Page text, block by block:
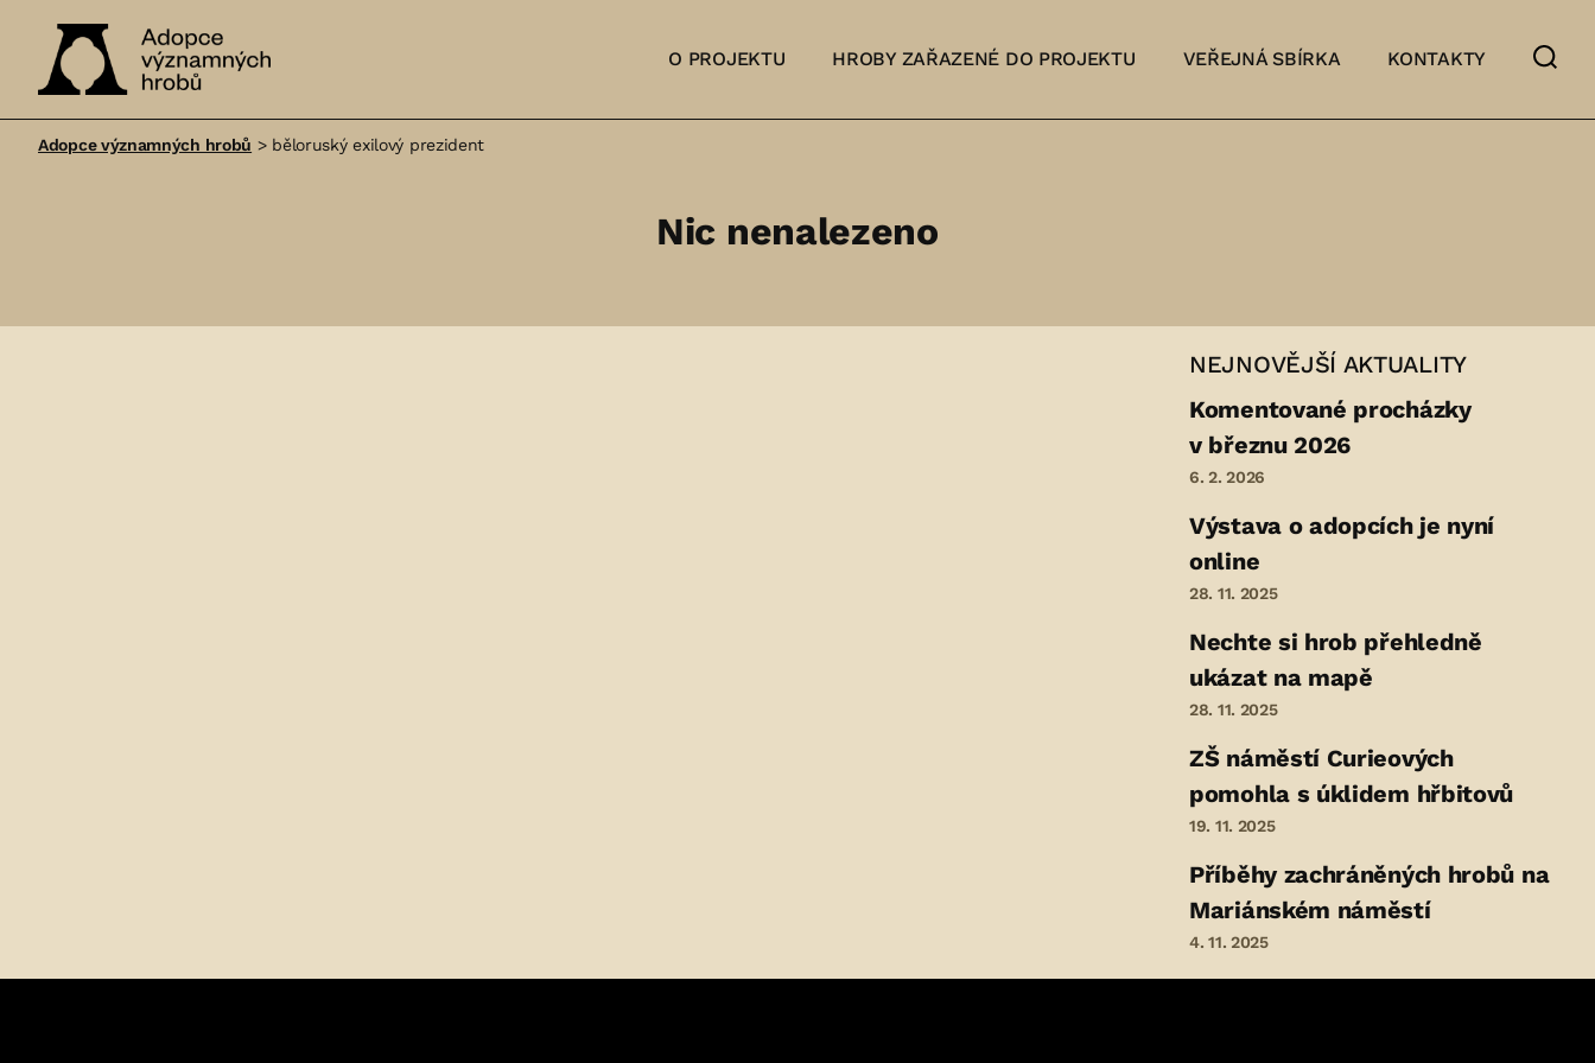
významných
O PROJEKTU HROBY ZAŘAZENÉ DO PROJEKTU VEŘEJNÁ SBÍRKA KONTAKTY
Adopce významných hrobů > běloruský exilový prezident
Nic nenalezeno
NEJNOVĚJŠÍ AKTUALITY
Komentované procházky
v březnu 2026
6. 2. 2026
Výstava o adopcích je nyní
online
28. 11. 2025
Nechte si hrob přehledně
ukázat na mapě
28. 11. 2025
ZŠ náměstí Curieových
pomohla s úklidem hřbitovů
19. 11. 2025
Příběhy zachráněných hrobů na
Mariánském náměstí
4. 11. 2025